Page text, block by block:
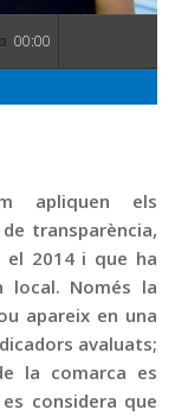
00:00
apliquen els
transparència,
el 2014 i que ha
Només la
apareix en una
avaluats;
la comarca es
considera que